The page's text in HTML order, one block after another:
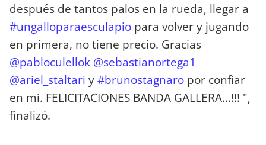
después de tantos palos en la rueda, llegar a
#ungalloparaesculapio para volver y jugando
en primera, no tiene precio. Gracias
@pabloculellok @sebastianortega1
@ariel_staltari y#brunostagnaro por confiar
en mi. FELICITACIONES BANDA GALLERA...!!! ",
finalizó.